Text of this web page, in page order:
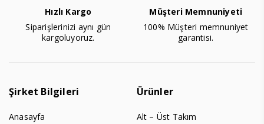
Hızlı Kargo
Siparişlerinizi aynı gün
kargoluyoruz.
Müşteri Memnuniyeti
100% Müşteri memnuniyet
garantisi.
Şirket Bilgileri
Anasayfa
Ürünler
Alt – Üst Takım